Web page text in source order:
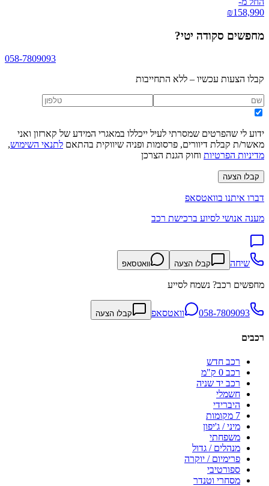
₪158,990
מחפשים סקודה יטי?
058-7809093
קבלו הצעות עכשיו – ללא התחייבות
ידוע לי שהפרטים שמסרתי לעיל ייכללו במאגרי המידע של קארזון ואני
מאשר/ת קבלת דיוורים, פרסומות ופניה שיווקית בהתאם לתנאי השימוש,
מדיניות הפרטיות וחוק הגנת הצרכן
קבלו הצעה
דברו איתנו בוואטסאפ
מענה אנושי לסיוע ברכישת רכב
שיחה קבלו הצעה וואטסאפ
מחפשים רכב? נשמח לסייע
058-7809093 וואטסאפ קבלו הצעה
רכבים
רכב חדש
רכב 0 ק"מ
רכב יד שניה
חשמלי
היברידי
7 מקומות
מיני / ג'יפון
משפחתי
מנהלים / גדול
פרימיום / יוקרה
ספורטיבי
מסחרי וטנדר